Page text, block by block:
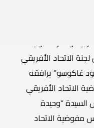
الدكتور “محمد
والفرانكفونية
الاتحاد الأفريقي
غاكوسو” يرافقه
الاتحاد الأفريقي
السيدة “وحيدة
مفوضية الاتحاد